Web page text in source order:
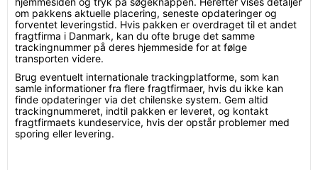
om pakkens aktuelle placering, seneste opdateringer og
forventet leveringstid. Hvis pakken er overdraget til et andet
fragtfirma i Danmark, kan du ofte bruge det samme
trackingnummer på deres hjemmeside for at følge
transporten videre.
Brug eventuelt internationale trackingplatforme, som kan
samle informationer fra flere fragtfirmaer, hvis du ikke kan
finde opdateringer via det chilenske system. Gem altid
trackingnummeret, indtil pakken er leveret, og kontakt
fragtfirmaets kundeservice, hvis der opstår problemer med
sporing eller levering.